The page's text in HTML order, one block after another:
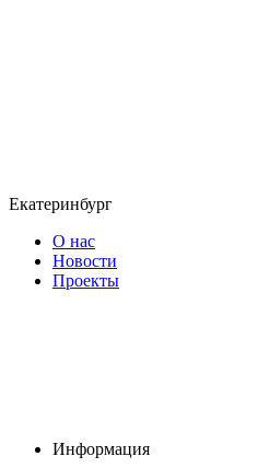
Екатеринбург
О нас
Новости
Проекты
Информация